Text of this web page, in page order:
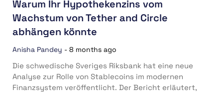
Warum Ihr Hypothekenzins vom
Wachstum von Tether and Circle
abhängen könnte
Anisha Pandey - 8 months ago
Die schwedische Sveriges Riksbank hat eine neue
Analyse zur Rolle von Stablecoins im modernen
Finanzsystem veröffentlicht. Der Bericht erläutert,